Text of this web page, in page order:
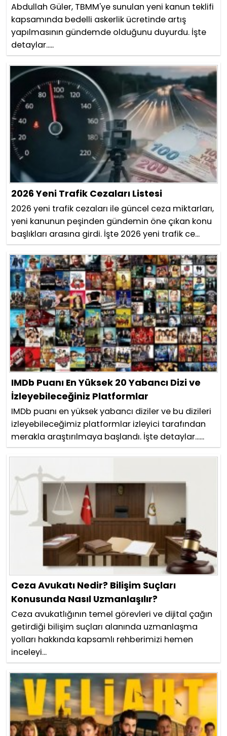
Abdullah Güler, TBMM'ye sunulan yeni kanun teklifi
kapsamında bedelli askerlik ücretinde artış
yapılmasının gündemde olduğunu duyurdu. İşte
detaylar.....
2026 Yeni Trafik Cezaları Listesi
2026 yeni trafik cezaları ile güncel ceza miktarları,
yeni kanunun peşinden gündemin öne çıkan konu
başlıkları arasına girdi. İşte 2026 yeni trafik ce...
IMDb Puanı En Yüksek 20 Yabancı Dizi ve
İzleyebileceğiniz Platformlar
IMDb puanı en yüksek yabancı diziler ve bu dizileri
izleyebileceğimiz platformlar izleyici tarafından
merakla araştırılmaya başlandı. İşte detaylar......
Ceza Avukatı Nedir? Bilişim Suçları
Konusunda Nasıl Uzmanlaşılır?
Ceza avukatlığının temel görevleri ve dijital çağın
getirdiği bilişim suçları alanında uzmanlaşma
yolları hakkında kapsamlı rehberimizi hemen
inceleyi...